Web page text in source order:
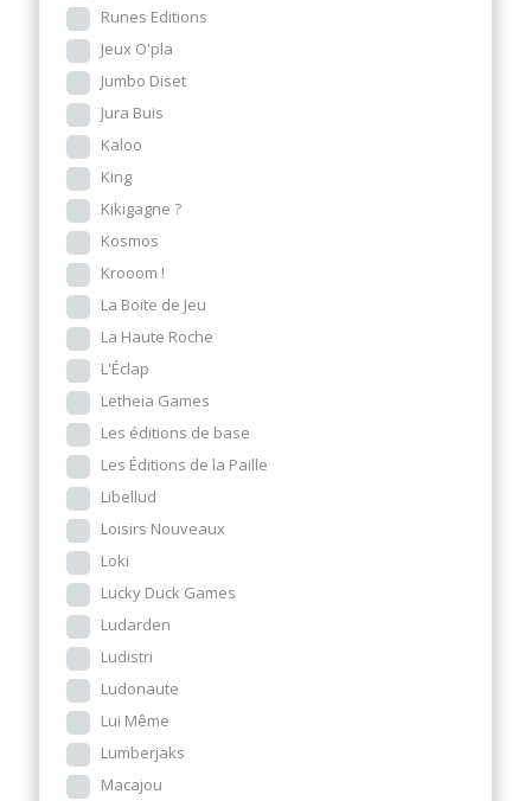
Runes Editions
Jeux O'pla
Jumbo Diset
Jura Buis
Kaloo
King
Kikigagne ?
Kosmos
Krooom !
La Boite de Jeu
La Haute Roche
L'Éclap
Letheia Games
Les éditions de base
Les Éditions de la Paille
Libellud
Loisirs Nouveaux
Loki
Lucky Duck Games
Ludarden
Ludistri
Ludonaute
Lui Même
Lumberjaks
Macajou